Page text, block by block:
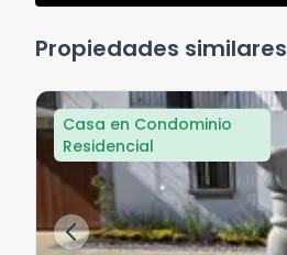
Propiedades similares
Casa en Condominio
Residencial